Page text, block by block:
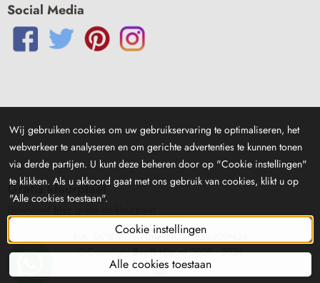
Social Media
Gratis kleurplaat
KvK: 09183029 - Btw: NL001833909N24
© CopyrightBenIkHip.nl2008 -2026
Wij gebruiken cookies om uw gebruikservaring te optimaliseren, het
webverkeer te analyseren en om gerichte advertenties te kunnen tonen
via derde partijen. U kunt deze beheren door op "Cookie instellingen"
te klikken. Als u akkoord gaat met ons gebruik van cookies, klikt u op
"Alle cookies toestaan".
Cookie instellingen
Alle cookies toestaan